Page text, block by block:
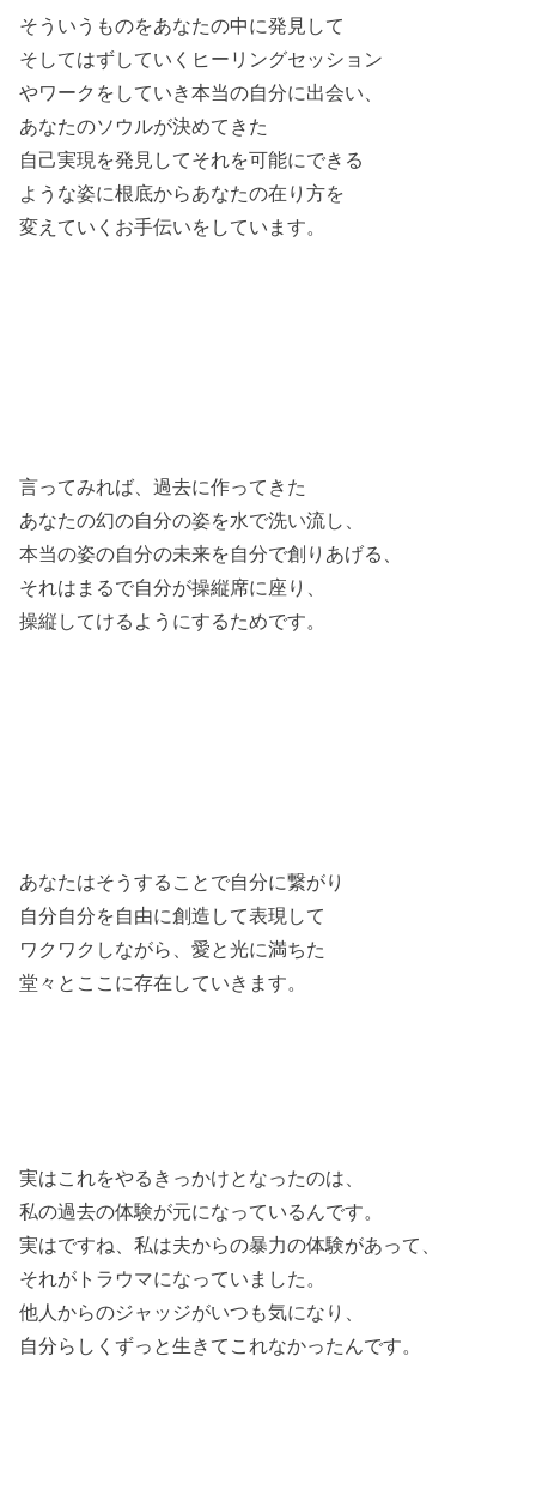
そういうものをあなたの中に発見して
そしてはずしていくヒーリングセッション
やワークをしていき本当の自分に出会い、
あなたのソウルが決めてきた
自己実現を発見してそれを可能にできる
ような姿に根底からあなたの在り方を
変えていく お手伝いをしています。
言ってみれば、過去に作ってきた
あなたの幻の自分の姿を水で洗い流し、
本当の姿の自分の未来を自分で創りあげる、
それはまるで自分が操縦席に座り、
操縦してけるようにするためです。
あなたはそうすることで自分に繋がり
自分自分を自由に創造して表現して
ワクワクしながら、愛と光に満ちた
堂々とここに存在していきます。
実はこれをやるきっかけとなったのは、
私の過去の体験が元になっているんです。
実はですね、私は夫からの暴力の体験があって、
それがトラウマになっていました。
他人からのジャッジがいつも気になり、
自分らしくずっと生きてこれなかったんです。